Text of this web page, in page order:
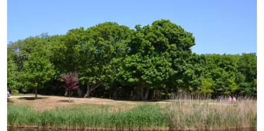
Minigolfbanen
Wellness
centra
Dorpen
&
Steden
Natuur
Sporten